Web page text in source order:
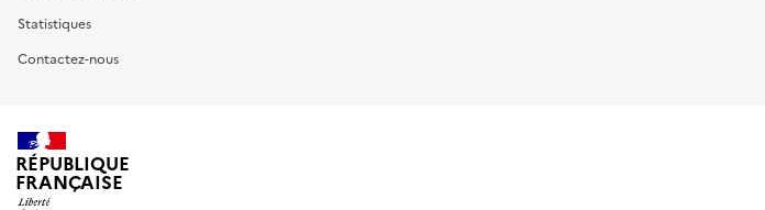
Statistiques
Contactez-nous
RÉPUBLIQUE
FRANÇAISE